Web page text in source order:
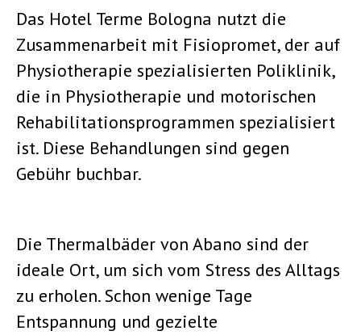
Das Hotel Terme Bologna nutzt die
Zusammenarbeit mit Fisiopromet, der auf
Physiotherapie spezialisierten Poliklinik,
die in Physiotherapie und motorischen
Rehabilitationsprogrammen spezialisiert
ist. Diese Behandlungen sind gegen
Gebühr buchbar.
Die Thermalbäder von Abano sind der
ideale Ort, um sich vom Stress des Alltags
zu erholen. Schon wenige Tage
Entspannung und gezielte